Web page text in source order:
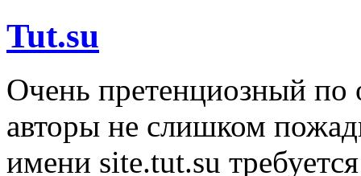
Tut.su
Очень претенциозный по
авторы не слишком
имени site.tut.su